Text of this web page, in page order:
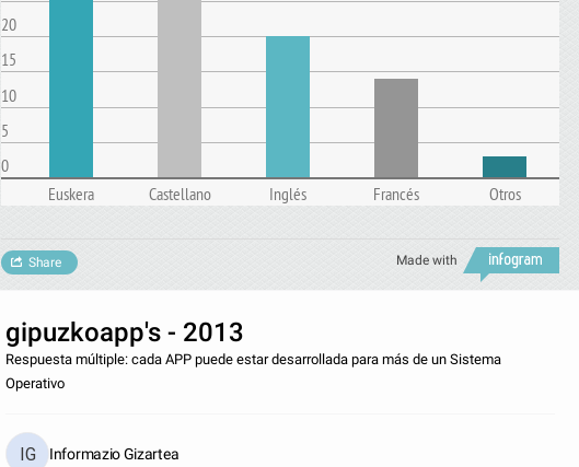
20
15
10
5
0
Euskera
Castellano Inglés Francés Otros
Made with
Share
gipuzkoapp's - 2013
Respuesta múltiple: cada APP puede estar desarrollada para más de un Sistema
Operativo
Informazio Gizartea